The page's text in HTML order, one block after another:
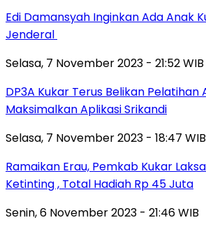
Edi Damansyah Inginkan Ada Anak
Jenderal
Selasa, 7 November 2023 - 21:52 WIB
DP3A Kukar Terus Belikan Pelatihan
Maksimalkan Aplikasi Srikandi
Selasa, 7 November 2023 - 18:47 WIB
Ramaikan Erau, Pemkab Kukar
Ketinting , Total Hadiah Rp 45 Juta
Senin, 6 November 2023 - 21:46 WIB